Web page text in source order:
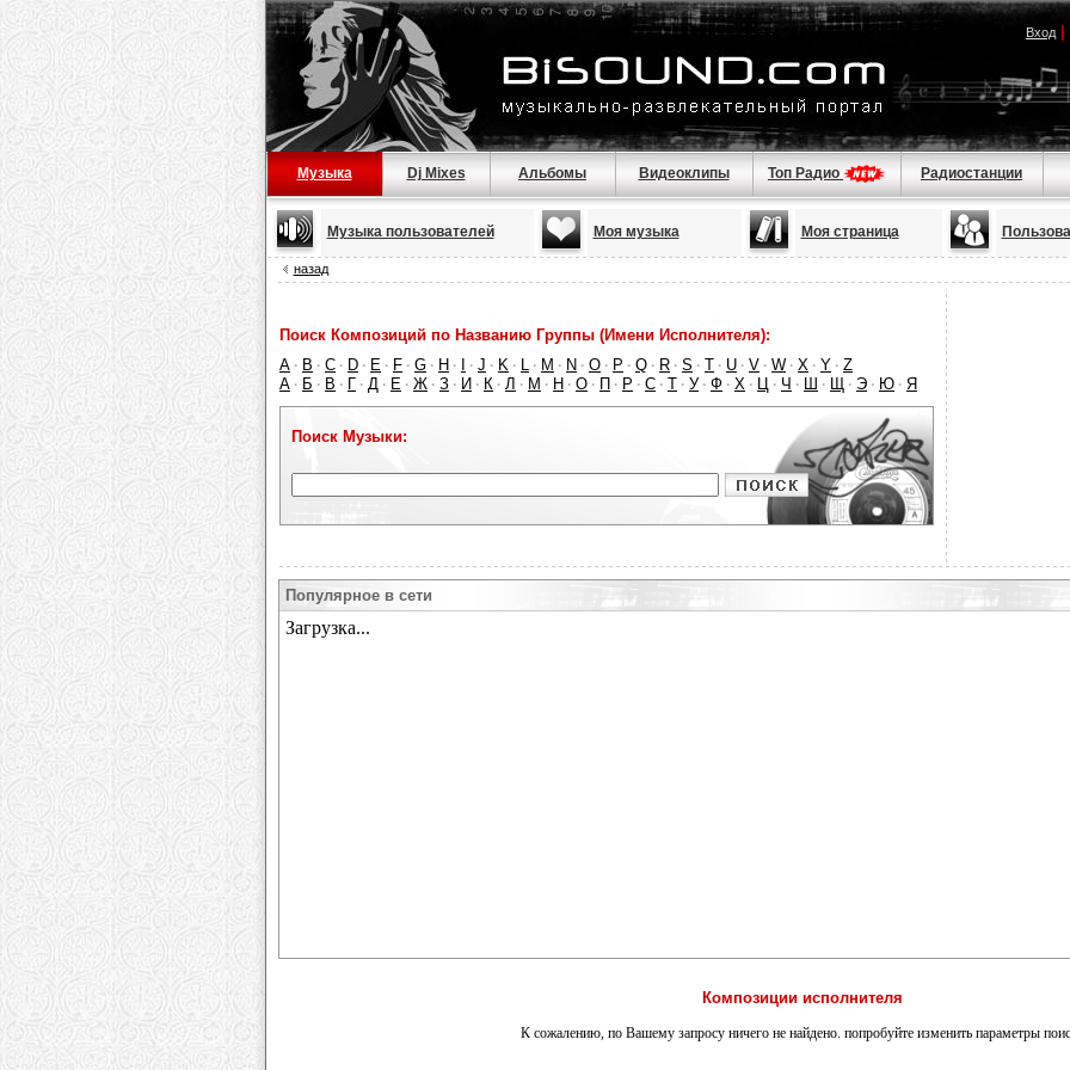
Вход|
Музыка Dj Mixes Альбомы Видеоклипы Топ Радио Радиостанции
Музыка пользователей Моя музыка Моя страница
назад
Поиск Композиций по Названию Группы (Имени Исполнителя):
A · B · C · D · E · F · G · H · · J · K · L · M · N · O · P · Q · R · S · T · U · V · W · X · Y · Z
А · Б · В · Г · Д · Е · Ж · З · И · К · Л · М · Н · О · П · Р · С · Т · У · Ф · Х · Ц · Ч · Ш · Щ · Э · Ю · Я
Поиск Музыки:
Популярное в сети
Композиции исполнителя
К сожалению, по Вашему запросу ничего не найдено. попробуйте изменить параметры